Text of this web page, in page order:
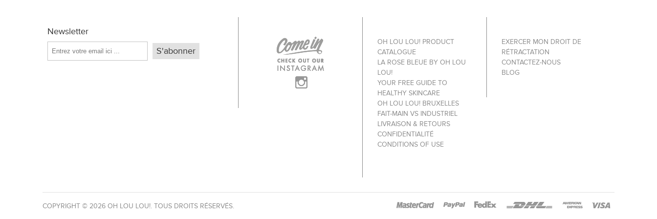
Newsletter
OH LOU LOU! PRODUCT
CATALOGUE
LA ROSE BLEUE BY OH LOU
LOU!
YOUR FREE GUIDE TO
HEALTHY SKINCARE
OH LOU LOU! BRUXELLES
FAIT-MAIN VS INDUSTRIEL
LIVRAISON & RETOURS
CONFIDENTIALITÉ
CONDITIONS OF USE
EXERCER MON DROIT DE
RÉTRACTATION
CONTACTEZ-NOUS
BLOG
COPYRIGHT © 2026 OH LOU LOU!. TOUS DROITS RÉSERVÉS.